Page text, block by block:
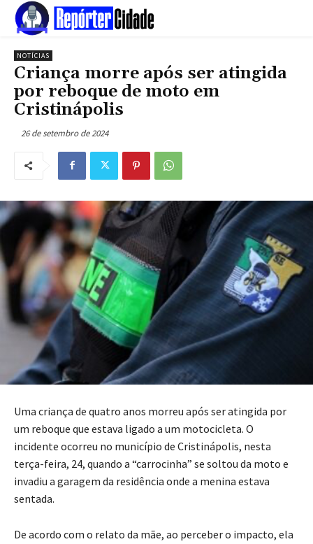
NOTÍCIAS
Criança morre após ser atingida
por reboque de moto em
Cristinápolis
26 de setembro de 2024
Uma criança de quatro anos morreu após ser atingida por
um reboque que estava ligado a um motocicleta. O
incidente ocorreu no município de Cristinápolis, nesta
terça-feira, 24, quando a “carrocinha” se soltou da moto e
invadiu a garagem da residência onde a menina estava
sentada.
De acordo com o relato da mãe, ao perceber o impacto, ela